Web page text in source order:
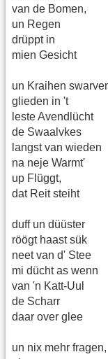
van de Bomen,
un Regen
drüppt in
mien Gesicht
un Kraihen
glieden in 't
leste Avendlücht
de Swaalvkes
langst van wieden
na neje Warmt'
up Flüggt,
dat Reit steiht
duff un düüster
röögt haast sük
neet van d' Stee
mi dücht as wenn
van 'n Katt-Uul
de Scharr
daar over glee
un nix mehr fragen,